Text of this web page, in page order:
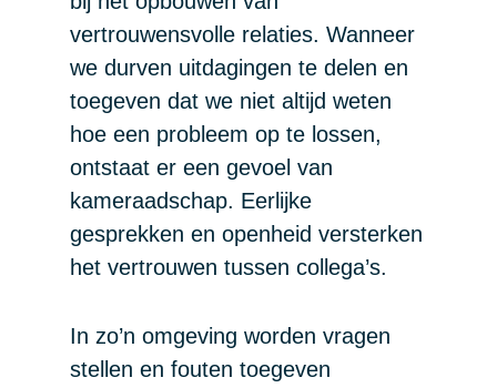
vertrouwensvolle relaties. Wanneer
we durven uitdagingen te delen en
toegeven dat we niet altijd weten
hoe een probleem op te lossen,
ontstaat er een gevoel van
kameraadschap. Eerlijke
gesprekken en openheid versterken
het vertrouwen tussen collega’s.
In zo’n omgeving worden vragen
stellen en fouten toegeven